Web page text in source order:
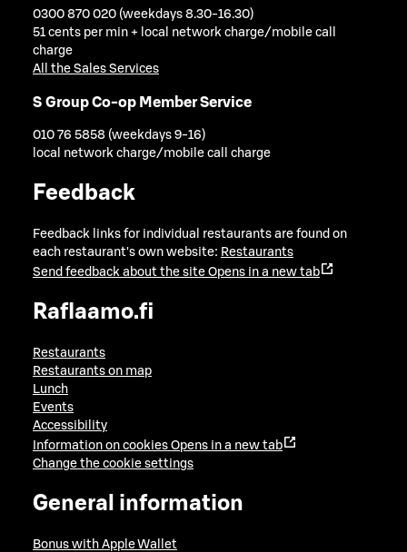
0300 870 020 (weekdays 8.30-16.30)
51 cents per min + local network charge/mobile call
charge
All the Sales Services
S Group Co-op Member Service
010 76 5858 (weekdays 9-16)
local network charge/mobile call charge
Feedback
Feedback links for individual restaurants are found on
each restaurant's own website: Restaurants
Send feedback about the site Opens in a new tab
Raflaamo.fi
Restaurants
Restaurants on map
Lunch
Events
Accessibility
Information on cookies Opens in a new tab
Change the cookie settings
General information
Bonus with Apple Wallet